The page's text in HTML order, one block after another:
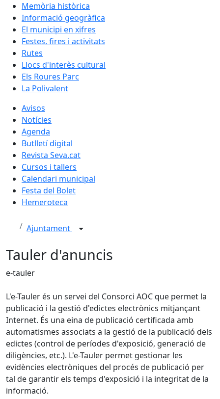
Memòria històrica
Informació geogràfica
El municipi en xifres
Festes, fires i activitats
Rutes
Llocs d'interès cultural
Els Roures Parc
La Polivalent
Avisos
Notícies
Agenda
Butlletí digital
Revista Seva.cat
Cursos i tallers
Calendari municipal
Festa del Bolet
Hemeroteca
Ajuntament
Tauler d'anuncis
e-tauler
L'e-Tauler és un servei del Consorci AOC que permet la
publicació i la gestió d'edictes electrònics mitjançant
Internet. És una eina de publicació certificada amb
automatismes associats a la gestió de la publicació dels
edictes (control de períodes d'exposició, generació de
diligències, etc.). L'e-Tauler permet gestionar les
evidències electròniques del procés de publicació per
tal de garantir els temps d'exposició i la integritat de la
informació.